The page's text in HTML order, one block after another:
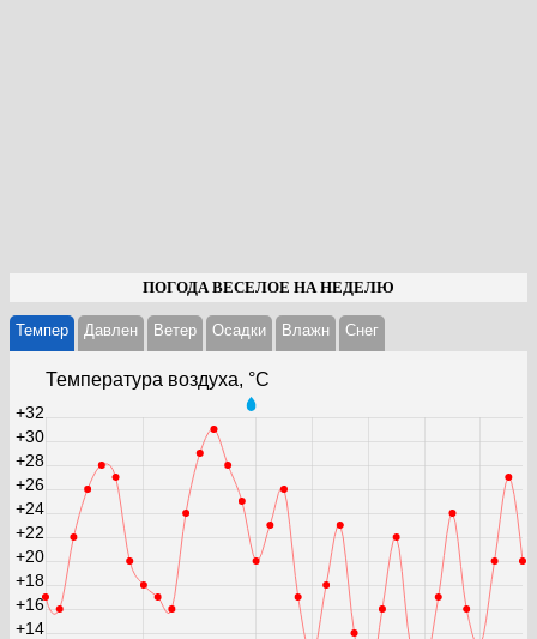
ПОГОДА ВЕСЕЛОЕ НА НЕДЕЛЮ
Темпер Давлен Ветер Осадки Влажн Cнег
Температура воздуха, °С
+14
+16
+18
+20
+22
+24
+26
+28
+30
+32